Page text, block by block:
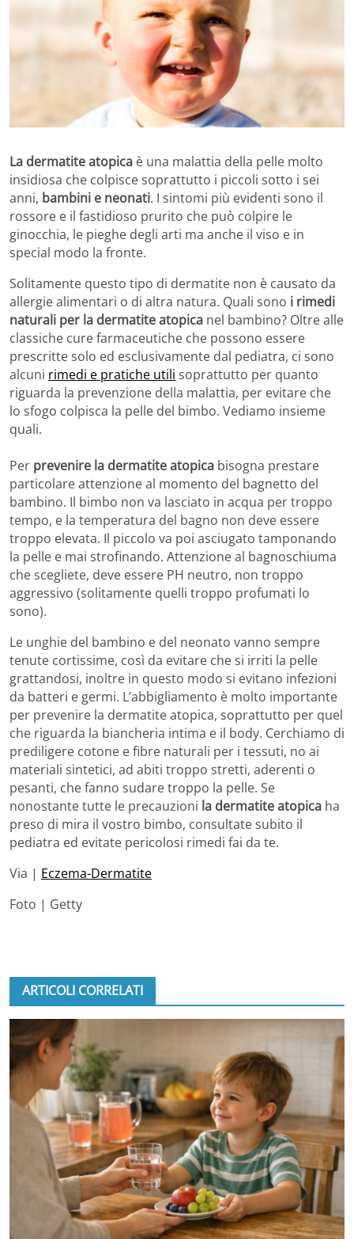
La dermatite atopica è una malattia della pelle molto
insidiosa che colpisce soprattutto i piccoli sotto i sei
anni, bambini e neonati. I sintomi più evidenti sono il
rossore e il fastidioso prurito che può colpire le
ginocchia, le pieghe degli arti ma anche il viso e in
special modo la fronte.
Solitamente questo tipo di dermatite non è causato da
allergie alimentari o di altra natura. Quali sono i rimedi
naturali per la dermatite atopica nel bambino? Oltre alle
classiche cure farmaceutiche che possono essere
prescritte solo ed esclusivamente dal pediatra, ci sono
alcuni rimedi e pratiche utili soprattutto per quanto
riguarda la prevenzione della malattia, per evitare che
lo sfogo colpisca la pelle del bimbo. Vediamo insieme
quali.
Per prevenire la dermatite atopica bisogna prestare
particolare attenzione al momento del bagnetto del
bambino. Il bimbo non va lasciato in acqua per troppo
tempo, e la temperatura del bagno non deve essere
troppo elevata. Il piccolo va poi asciugato tamponando
la pelle e mai strofinando. Attenzione al bagnoschiuma
che scegliete, deve essere PH neutro, non troppo
aggressivo (solitamente quelli troppo profumati lo
sono).
Le unghie del bambino e del neonato vanno sempre
tenute cortissime, così da evitare che si irriti la pelle
grattandosi, inoltre in questo modo si evitano infezioni
da batteri e germi. L’abbigliamento è molto importante
per prevenire la dermatite atopica, soprattutto per quel
che riguarda la biancheria intima e il body. Cerchiamo di
prediligere cotone e fibre naturali per i tessuti, no ai
materiali sintetici, ad abiti troppo stretti, aderenti o
pesanti, che fanno sudare troppo la pelle. Se
nonostante tutte le precauzioni la dermatite atopica ha
preso di mira il vostro bimbo, consultate subito il
pediatra ed evitate pericolosi rimedi fai da te.
Via | Eczema-Dermatite
Foto | Getty
ARTICOLI CORRELATI